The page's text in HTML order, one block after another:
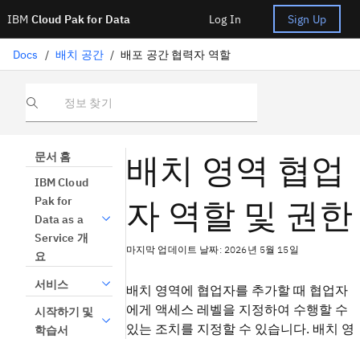
IBM Cloud Pak for Data Log In Sign Up
Docs / 배치 공간 / 배포 공간 협력자 역할
정보 찾기
문서 홈
IBM Cloud
Pak for
Data as a
Service 개
요
서비스
시작하기 및
학습서
배치 영역 협업
자 역할 및 권한
마지막 업데이트 날짜: 2026년 5월 15일
배치 영역에 협업자를 추가할 때 협업자
에게 액세스 레벨을 지정하여 수행할 수
있는 조치를 지정할 수 있습니다. 배치 영